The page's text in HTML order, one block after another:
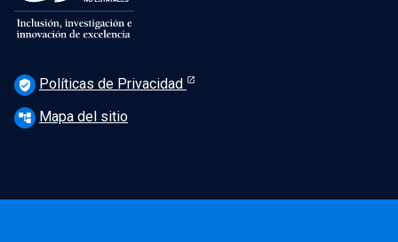
verified_user Políticas de Privacidad
account_tree Mapa del sitio